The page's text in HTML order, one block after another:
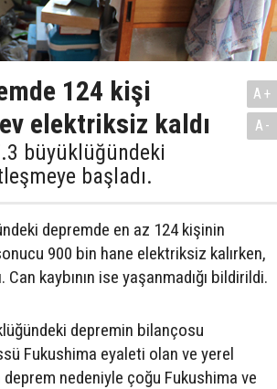
124 kişi
elektriksiz kaldı
büyüklüğündeki
başladı.
A+
A-
depremde en az 124 kişinin
900 bin hane elektriksiz kalırken,
Can kaybının ise yaşanmadığı bildirildi.
depremin bilançosu
Fukushima eyaleti olan ve yerel
nedeniyle çoğu Fukushima ve